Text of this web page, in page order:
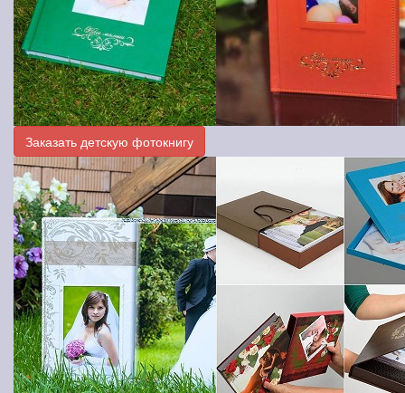
Заказать детскую фотокнигу